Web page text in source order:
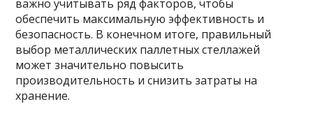
важно учитывать ряд факторов, чтобы
обеспечить максимальную эффективность и
безопасность. В конечном итоге, правильный
выбор металлических паллетных стеллажей
может значительно повысить
производительность и снизить затраты на
хранение.